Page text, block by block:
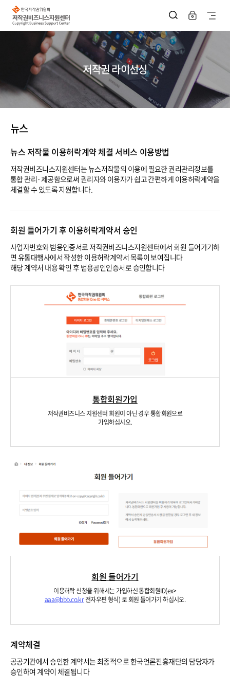
한
국
저
작
권
비
즈
스
원
센
사
이
트
저작권 라이선싱
뉴스
뉴스 저작물 이용허락계약 체결 서비스 이용방법
저작권비즈니스지원센터는 뉴스저작물의 이용에 필요한 권리관리정보를
통합 관리·제공함으로써 권리자와 이용자가 쉽고 간편하게 이용허락계약을
체결할 수 있도록 지원합니다.
회원 들어가기 후 이용허락계약서 승인
사업자번호와 범용인증서로 저작권비즈니스지원센터에서 회원 들어가기하
면 유통대행사에서 작성한 이용허락계약서 목록이 보여집니다
해당 계약서 내용 확인 후 범용공인인증서로 승인합니다
통합회원가입
저작권비즈니스 지원센터 회원이 아닌 경우 통합회원으로
가입하십시오.
회원 들어가기
이용허락 신청을 위해서는 가입하신 통합회원ID(ex>
aaa@bbb.co.kr전자우편 형식) 로 회원 들어가기 하십시오.
계약체결
공공기관에서 승인한 계약서는 최종적으로 한국언론진흥재단의 담당자가
승인하여 계약이 체결됩니다